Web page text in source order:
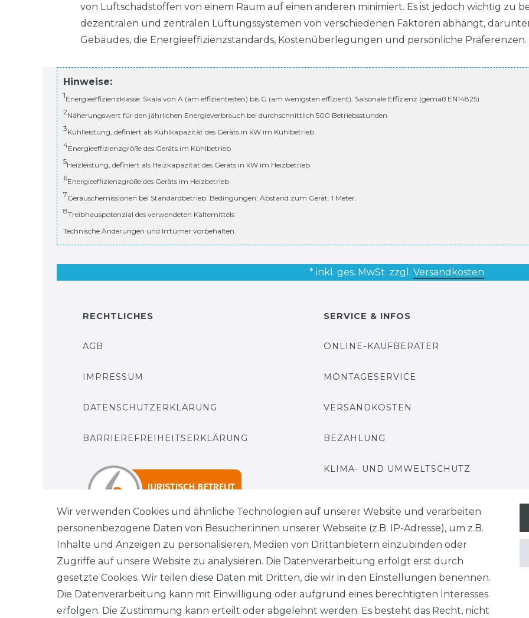
von Luftschadstoffen von einem Raum auf einen anderen minimiert. Es ist jedoch wichtig zu
dezentralen und zentralen Lüftungssystemen von verschiedenen Faktoren abhängt,
Gebäudes, die Energieeffizienzstandards, Kostenüberlegungen und persönliche Präferenzen.
Hinweise:
1Energieeffizienzklasse: Skala von A (am effizientesten) bis G (am wenigsten effizient). Saisonale Effizienz (gemäß EN14825)
2Näherungswert für den jährlichen Energieverbrauch bei durchschnittlich 500 Betriebsstunden
3Kühlleistung, definiert als Kühlkapazität des Geräts in kW im Kühlbetrieb
4Energieeffizienzgröße des Geräts im Kühlbetrieb
5Heizleistung, definiert als Heizkapazität des Geräts in kW im Heizbetrieb
6Energieeffizienzgröße des Geräts im Heizbetrieb
7Geräuschemissionen bei Standardbetrieb. Bedingungen: Abstand zum Gerät: 1 Meter.
8Treibhauspotenzial des verwendeten Kältemittels
Technische Änderungen und Irrtümer vorbehalten.
* inkl. ges. MwSt. zzgl. Versandkosten
RECHTLICHES
AGB
IMPRESSUM
DATENSCHUTZERKLÄRUNG
BARRIEREFREIHEITSERKLÄRUNG
SERVICE & INFOS
ONLINE-KAUFBERATER
MONTAGESERVICE
VERSANDKOSTEN
BEZAHLUNG
KLIMA- UND UMWELTSCHUTZ
Widerrufs­recht
Wir verwenden Cookies und ähnliche Technologien auf unserer Website und verarbeiten
personenbezogene Daten von Besucher:innen unserer Webseite (z.B. IP-Adresse), um z.B.
Inhalte und Anzeigen zu personalisieren, Medien von Drittanbietern einzubinden oder
Zugriffe auf unsere Website zu analysieren. Die Datenverarbeitung erfolgt erst durch
gesetzte Cookies. Wir teilen diese Daten mit Dritten, die wir in den Einstellungen benennen.
Die Datenverarbeitung kann mit Einwilligung oder aufgrund eines berechtigten Interesses
erfolgen. Die Zustimmung kann erteilt oder abgelehnt werden. Es besteht das Recht, nicht